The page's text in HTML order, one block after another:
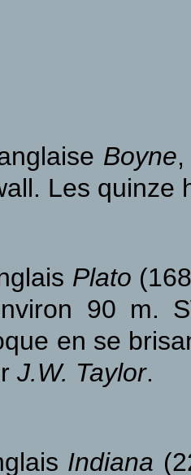
Boyne
Les quinze
Plato
90 m.
en se
J.W. Taylor.
Indiana